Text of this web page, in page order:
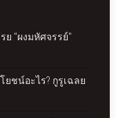
ย "ผงมหัศจรรย์"
ยชน์อะไร? กูรูเฉลย